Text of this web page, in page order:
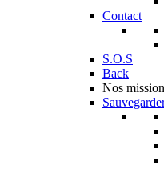
Contact
S.O.S
Back
Nos